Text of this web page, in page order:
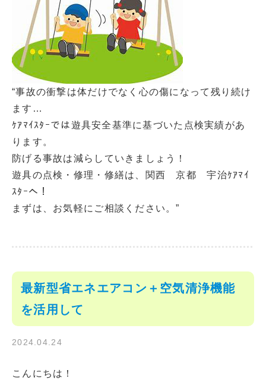
“事故の衝撃は体だけでなく心の傷になって残り続け
ます…
ｹｱﾏｲｽﾀｰでは遊具安全基準に基づいた点検実績があ
ります。
防げる事故は減らしていきましょう！
遊具の点検・修理・修繕は、関西 京都 宇治ｹｱﾏｲ
ｽﾀｰへ！
まずは、お気軽にご相談ください。”
最新型省エネエアコン＋空気清浄機能
を活用して
2024.04.24
こんにちは！